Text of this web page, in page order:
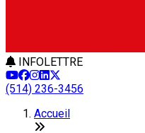
INFOLETTRE
(514) 236-3456
Accueil